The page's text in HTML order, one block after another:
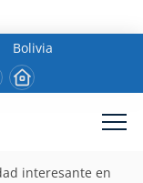
Bolivia
interesante en